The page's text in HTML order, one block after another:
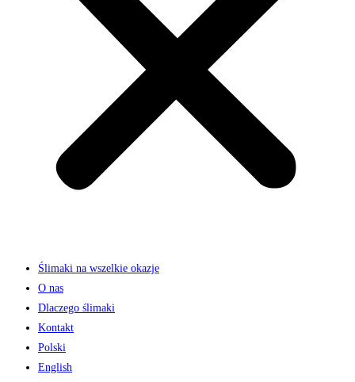
Ślimaki na wszelkie okazje
O nas
Dlaczego ślimaki
Kontakt
Polski
English